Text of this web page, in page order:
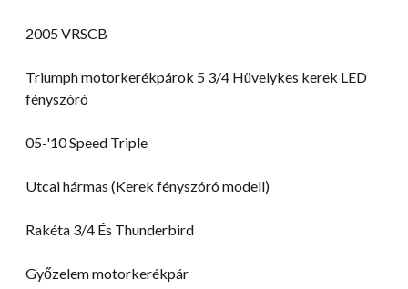
2005 VRSCB
Triumph motorkerékpárok 5 3/4 Hüvelykes kerek LED
fényszóró
05-'10 Speed Triple
Utcai hármas (Kerek fényszóró modell)
Rakéta 3/4 És Thunderbird
Győzelem motorkerékpár